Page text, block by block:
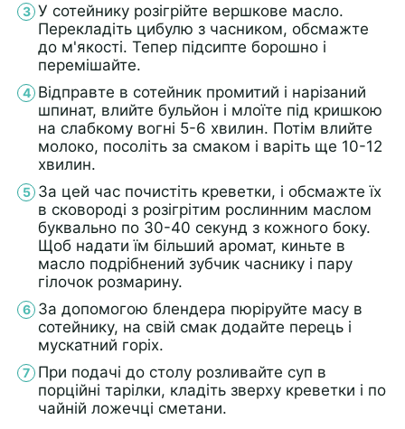
У сотейнику розігрійте вершкове масло.
Перекладіть цибулю з часником, обсмажте
до м'якості. Тепер підсипте борошно і
перемішайте.
Відправте в сотейник промитий і нарізаний
шпинат, влийте бульйон і млоїте під кришкою
на слабкому вогні 5-6 хвилин. Потім влийте
молоко, посоліть за смаком і варіть ще 10-12
хвилин.
За цей час почистіть креветки, і обсмажте їх
в сковороді з розігрітим рослинним маслом
буквально по 30-40 секунд з кожного боку.
Щоб надати їм більший аромат, киньте в
масло подрібнений зубчик часнику і пару
гілочок розмарину.
За допомогою блендера пюріруйте масу в
сотейнику, на свій смак додайте перець і
мускатний горіх.
При подачі до столу розливайте суп в
порційні тарілки, кладіть зверху креветки і по
чайній ложечці сметани.